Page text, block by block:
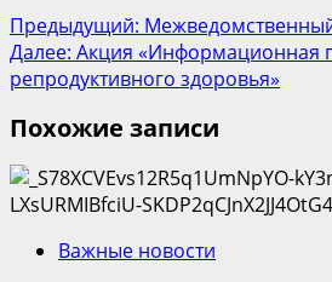
Post
navigation
Предыдущий:
Далее: Акция «Информационная
репродуктивного здоровья»
Похожие записи
Важные новости